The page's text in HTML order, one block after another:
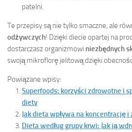
patelni.
Te przepisy są nie tylko smaczne, ale
odżywczych! Dzięki diecie opartej na
dostarczasz organizmowi niezbędnych
swoją mikroflorę jelitową dzięki
Powiązane wpisy:
Superfoods: korzyści zdrowotne i
diety
Jak dieta wpływa na koncentrację
Dieta według grupy krwi: Jak ją